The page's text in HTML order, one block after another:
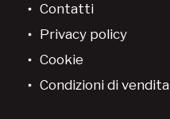
Contatti
Privacy policy
Cookie
Condizioni di vendita